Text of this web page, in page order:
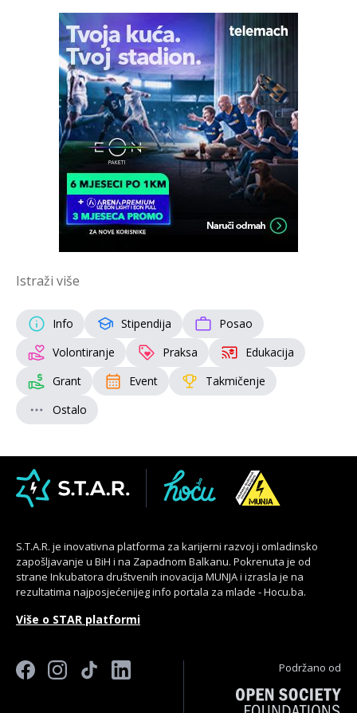
Istraži više
Info Stipendija
Posao
Volontiranje
Praksa
Edukacija
Grant
Event
Takmičenje
Ostalo
S.T.A.R. je inovativna platforma za karijerni razvoj i omladinsko
zapošljavanje u BiH i na Zapadnom Balkanu. Pokrenuta je od
strane Inkubatora društvenih inovacija MUNJA i izrasla je na
rezultatima najposjećenijeg info portala za mlade - Hocu.ba.
Više o STAR platformi
Podržano od